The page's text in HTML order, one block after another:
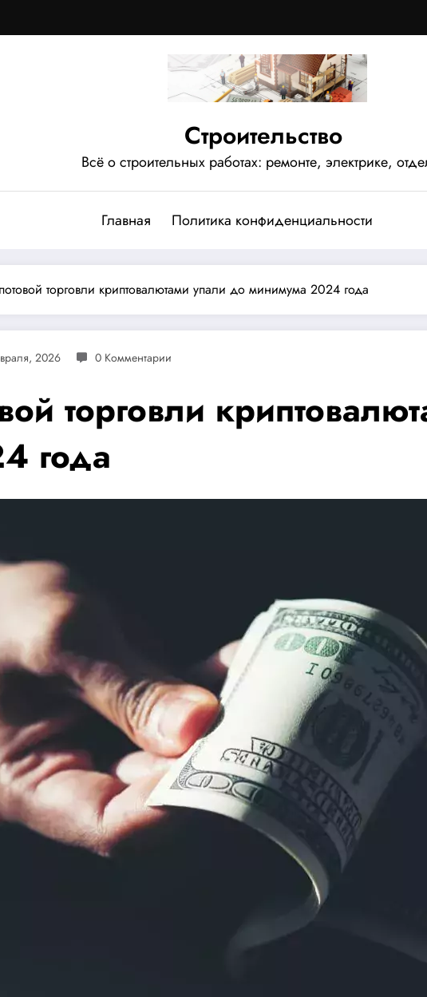
Строительство
Всё о строительных работах: ремонте, электрике,
Главная Политика конфиденциальности
торговли криптовалютами упали до минимума 2024 года
2026 0 Комментарии
торговли
года